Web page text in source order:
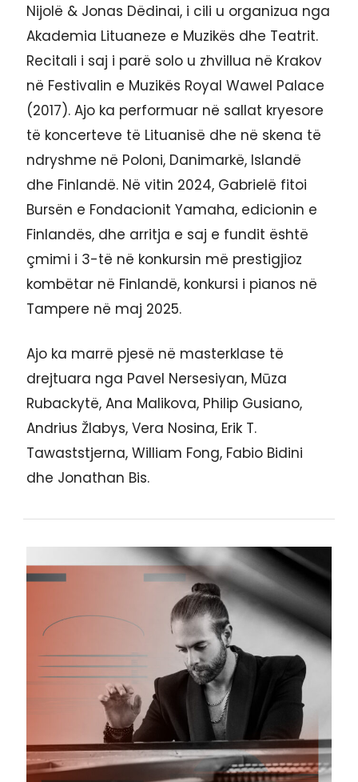
Nijolë & Jonas Dëdinai, i cili u organizua nga
Akademia Lituaneze e Muzikës dhe Teatrit.
Recitali i saj i parë solo u zhvillua në Krakov
në Festivalin e Muzikës Royal Wawel Palace
(2017). Ajo ka performuar në sallat kryesore
të koncerteve të Lituanisë dhe në skena të
ndryshme në Poloni, Danimarkë, Islandë
dhe Finlandë. Në vitin 2024, Gabrielë fitoi
Bursën e Fondacionit Yamaha, edicionin e
Finlandës, dhe arritja e saj e fundit është
çmimi i 3-të në konkursin më prestigjioz
kombëtar në Finlandë, konkursi i pianos në
Tampere në maj 2025.
Ajo ka marrë pjesë në masterklase të
drejtuara nga Pavel Nersesiyan, Mūza
Rubackytë, Ana Malikova, Philip Gusiano,
Andrius Žlabys, Vera Nosina, Erik T.
Tawaststjerna, William Fong, Fabio Bidini
dhe Jonathan Bis.